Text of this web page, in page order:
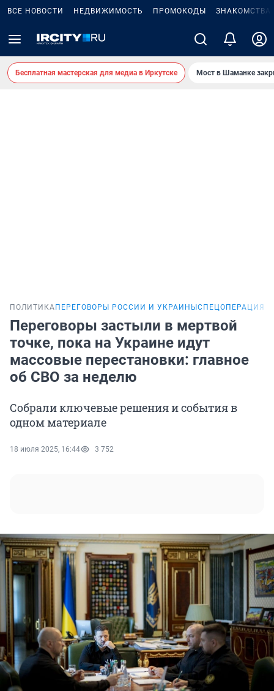
ВСЕ НОВОСТИ НЕДВИЖИМОСТЬ ПРОМОКОДЫ ЗНАКОМСТВА
Бесплатная мастерская для медиа в Иркутске Мост в Шаманке
ПОЛИТИКА ПЕРЕГОВОРЫ РОССИИ И УКРАИНЫ СПЕЦОПЕРАЦИЯ
Переговоры застыли в мертвой
точке, пока на Украине идут
массовые перестановки: главное
об СВО за неделю
Собрали ключевые решения и события в
одном материале
18 июля 2025, 16:44 3 752